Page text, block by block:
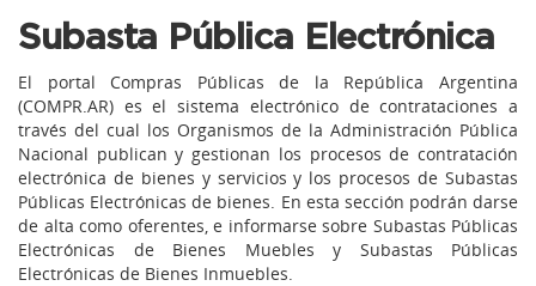
Subasta Pública Electrónica
El portal Compras Públicas de la República Argentina
(COMPR.AR) es el sistema electrónico de contrataciones a
través del cual los Organismos de la Administración Pública
Nacional publican y gestionan los procesos de contratación
electrónica de bienes y servicios y los procesos de Subastas
Públicas Electrónicas de bienes. En esta sección podrán darse
de alta como oferentes, e informarse sobre Subastas Públicas
Electrónicas de Bienes Muebles y Subastas Públicas
Electrónicas de Bienes Inmuebles.